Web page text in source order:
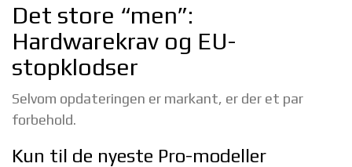
Det store “men”:
Hardwarekrav og EU-
stopklodser
Selvom opdateringen er markant, er der et par
forbehold.
Kun til de nyeste Pro-modeller